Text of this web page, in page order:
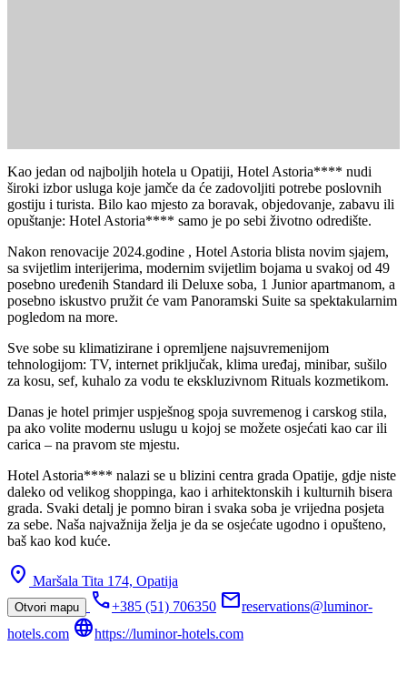
Kao jedan od najboljih hotela u Opatiji, Hotel Astoria**** nudi
široki izbor usluga koje jamče da će zadovoljiti potrebe poslovnih
gostiju i turista. Bilo kao mjesto za boravak, objedovanje, zabavu ili
opuštanje: Hotel Astoria**** samo je po sebi životno odredište.
Nakon renovacije 2024.godine , Hotel Astoria blista novim sjajem,
sa svijetlim interijerima, modernim svijetlim bojama u svakoj od 49
posebno uređenih Standard ili Deluxe soba, 1 Junior apartmanom, a
posebno iskustvo pružit će vam Panoramski Suite sa spektakularnim
pogledom na more.
Sve sobe su klimatizirane i opremljene najsuvremenijom
tehnologijom: TV, internet priključak, klima uređaj, minibar, sušilo
za kosu, sef, kuhalo za vodu te ekskluzivnom Rituals kozmetikom.
Danas je hotel primjer uspješnog spoja suvremenog i carskog stila,
pa ako volite modernu uslugu u kojoj se možete osjećati kao car ili
carica – na pravom ste mjestu.
Hotel Astoria**** nalazi se u blizini centra grada Opatije, gdje niste
daleko od velikog shoppinga, kao i arhitektonskih i kulturnih bisera
grada. Svaki detalj je pomno biran i svaka soba je vrijedna posjeta
za sebe. Naša najvažnija želja je da se osjećate ugodno i opušteno,
baš kao kod kuće.
location_on Maršala Tita 174, Opatija
Otvori mapu call+385 (51) 706350 mailreservations@luminor-
hotels.com languagehttps://luminor-hotels.com